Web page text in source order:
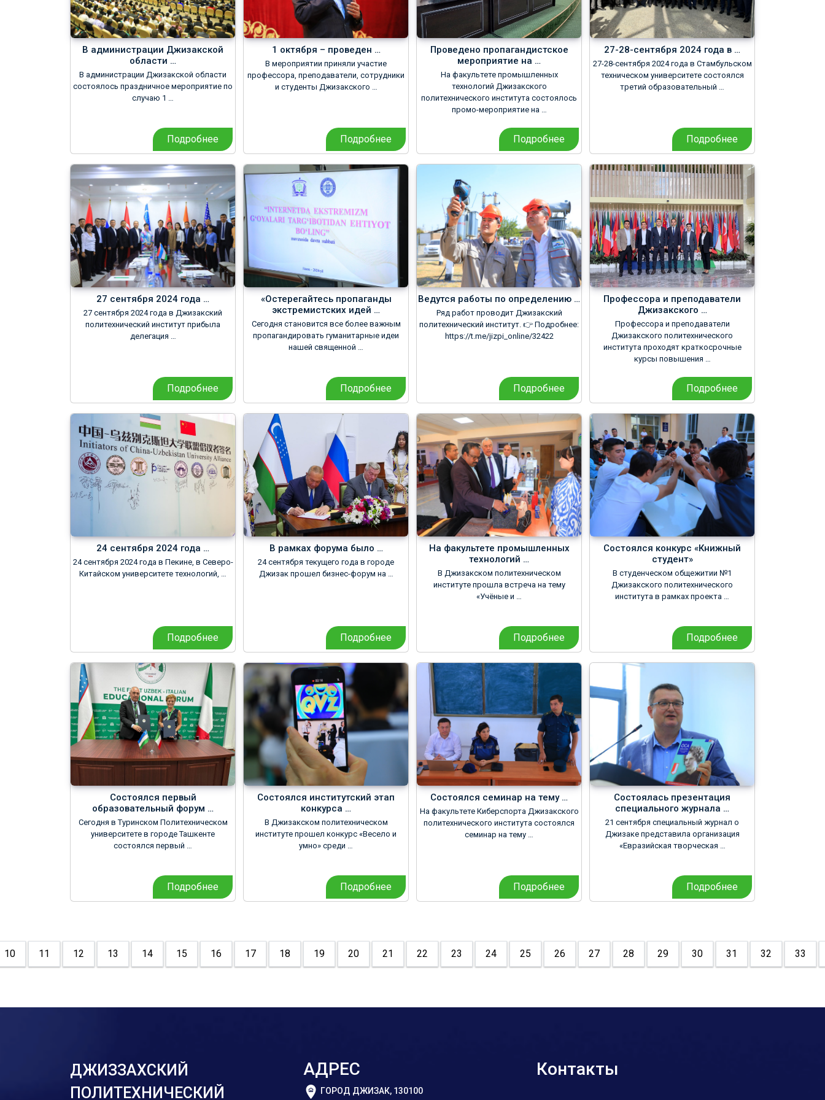
В администрации Джизакской
области …
В администрации Джизакской области
состоялось праздничное мероприятие по
случаю 1 …
Подробнее
1 октября – проведен …
В мероприятии приняли участие
профессора, преподаватели, сотрудники
и студенты Джизакского …
Подробнее
Проведено пропагандистское
мероприятие на …
На факультете промышленных
технологий Джизакского
политехнического института состоялось
промо-мероприятие на …
Подробнее
27-28-сентября 2024 года в …
27-28-сентября 2024 года в Стамбульском
техническом университете состоялся
третий образовательный …
Подробнее
27 сентября 2024 года …
27 сентября 2024 года в Джизакский
политехнический институт прибыла
делегация …
Подробнее
«Остерегайтесь пропаганды
экстремистских идей …
Сегодня становится все более важным
пропагандировать гуманитарные идеи
нашей священной …
Подробнее
Ведутся работы по определению …
Ряд работ проводит Джизакский
политехнический институт. 👉 Подробнее:
https://t.me/jizpi_online/32422
Подробнее
Профессора и преподаватели
Джизакского …
Профессора и преподаватели
Джизакского политехнического
института проходят краткосрочные
курсы повышения …
Подробнее
24 сентября 2024 года …
24 сентября 2024 года в Пекине, в Северо-
Китайском университете технологий, …
Подробнее
В рамках форума было …
24 сентября текущего года в городе
Джизак прошел бизнес-форум на …
Подробнее
На факультете промышленных
технологий …
В Джизакском политехническом
институте прошла встреча на тему
«Учёные и …
Подробнее
Состоялся конкурс «Книжный
студент»
В студенческом общежитии №1
Джизакского политехнического
института в рамках проекта …
Подробнее
Состоялся первый
образовательный форум …
Сегодня в Туринском Политехническом
университете в городе Ташкенте
состоялся первый …
Подробнее
Состоялся институтский этап
конкурса …
В Джизакском политехническом
институте прошел конкурс «Весело и
умно» среди …
Подробнее
Состоялся семинар на тему …
На факультете Киберспорта Джизакского
политехнического института состоялся
семинар на тему …
Подробнее
Состоялась презентация
специального журнала …
21 сентября специальный журнал о
Джизаке представила организация
«Евразийская творческая …
Подробнее
10 11 12 13 14 15 16 17 18 19 20 21 22 23 24 25 26 27 28 29 30 31 32 33
ДЖИЗЗАХСКИЙ
ПОЛИТЕХНИЧЕСКИЙ
АДРЕС
ГОРОД ДЖИЗАК, 130100
Контакты